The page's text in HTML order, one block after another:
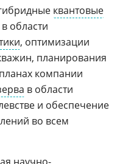
квантовые
области
, оптимизации
планирования
компании
в области
и обеспечение
во всем